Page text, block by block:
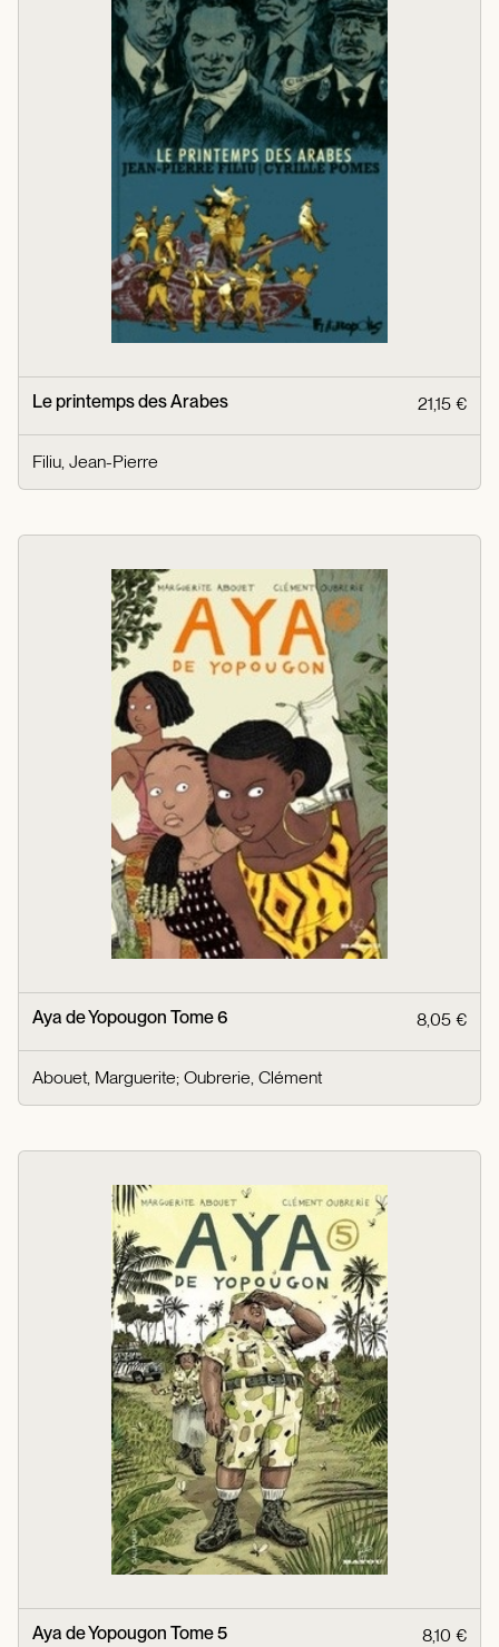
Le printemps des Arabes 21,15 €
Filiu, Jean-Pierre
Aya de Yopougon Tome 6 8,05 €
Abouet, Marguerite; Oubrerie, Clément
Aya de Yopougon Tome 5 8,10 €